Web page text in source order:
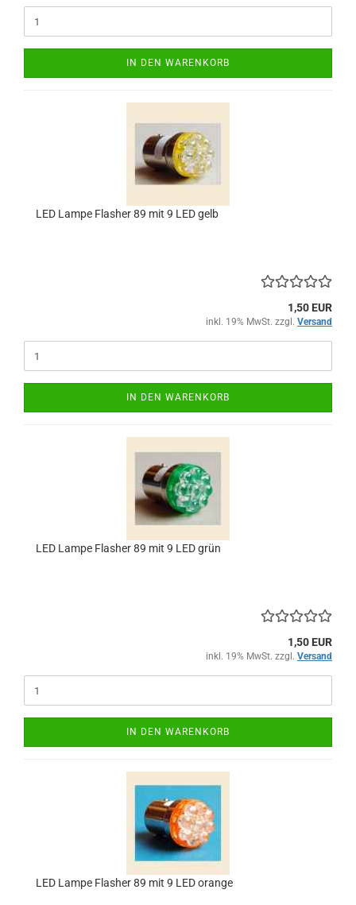
IN DEN WARENKORB
LED Lampe Flasher 89 mit 9 LED gelb
1,50 EUR
inkl. 19% MwSt. zzgl. Versand
IN DEN WARENKORB
LED Lampe Flasher 89 mit 9 LED grün
1,50 EUR
inkl. 19% MwSt. zzgl. Versand
IN DEN WARENKORB
LED Lampe Flasher 89 mit 9 LED orange